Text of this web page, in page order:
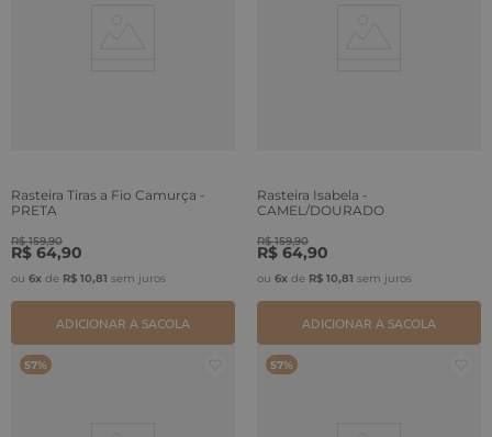
Rasteira Tiras a Fio Camurça -
PRETA
R$ 159,90
R$ 64,90
ou 6x de R$ 10,81 sem juros
ADICIONAR A SACOLA
Rasteira Isabela -
CAMEL/DOURADO
R$ 159,90
R$ 64,90
ou 6x de R$ 10,81 sem juros
ADICIONAR A SACOLA
57% 57%